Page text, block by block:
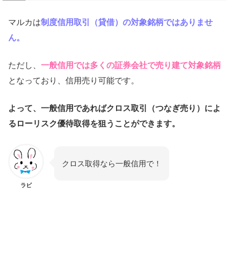
マルカは制度信用取引（貸借）の対象銘柄ではありませ
ん。
ただし、 一般信用では多くの証券会社で売り建て対象銘柄
となっており、信用売り可能です。
よって、一般信用であればクロス取引（つなぎ売り）によ
るローリスク優待取得を狙うことができます。
ラビ
クロス取得なら一般信用で！